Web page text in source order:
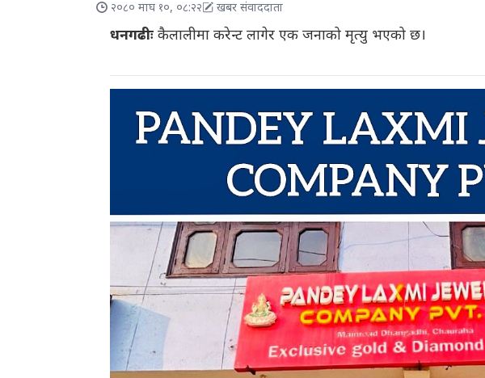
२०८० माघ १०, ०८:२२ खबर संवाददाता
धनगढीःकैलालीमा करेन्ट लागेर एक जनाको मृत्यु भएको छ।